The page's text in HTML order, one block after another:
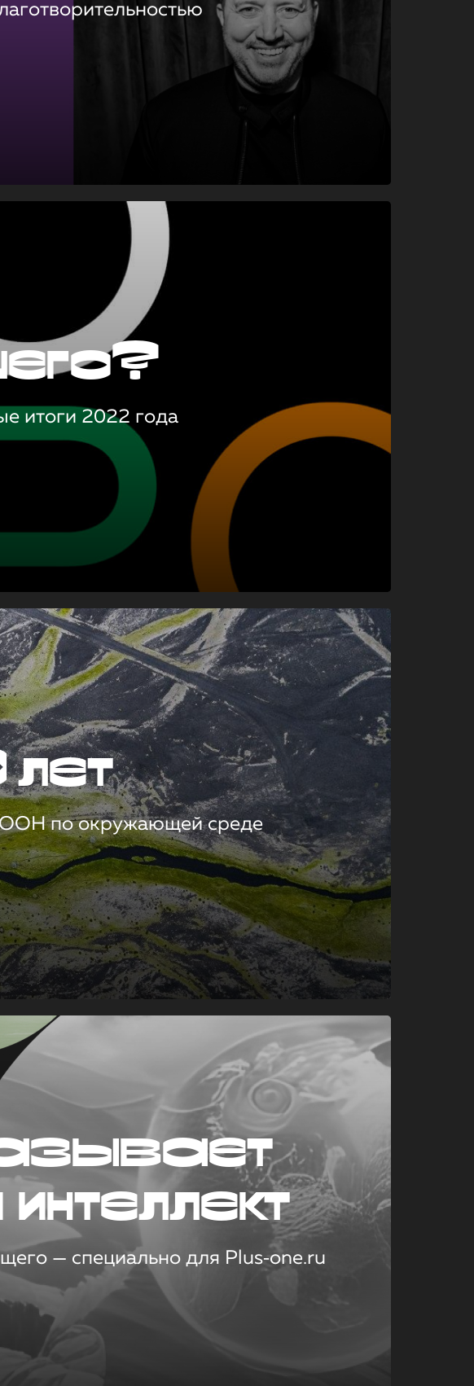
итоги 2022 года
ООН по окружающей среде
— специально для Plus‑one.ru